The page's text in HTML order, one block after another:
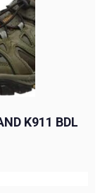
K911 BDL